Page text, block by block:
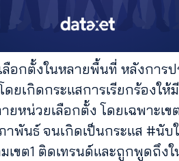
อกตั้งในหลายพื้นที่ หลังการ
เกิดกระแสการเรียกร้องใ
น่วยเลือกตั้ง โดยเฉพาะเข
นธ์ จนเกิดเป็นกระแส #นับ
ขต1 ติดเทรนด์และถูกพูดถึงใ